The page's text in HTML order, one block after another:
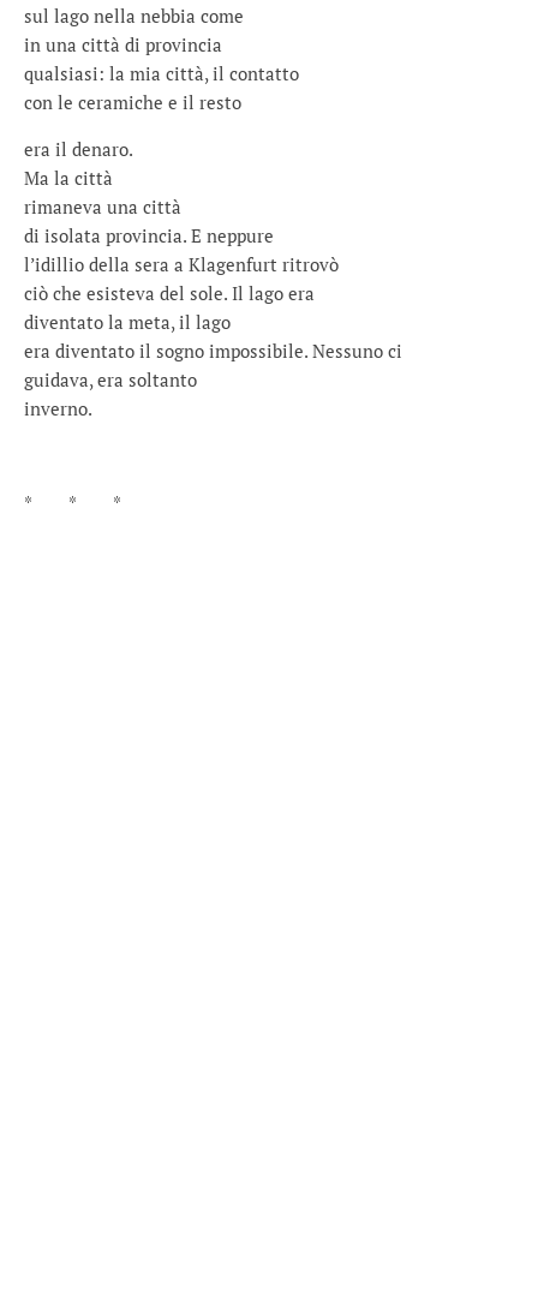
sul lago nella nebbia come
in una città di provincia
qualsiasi: la mia città, il contatto
con le ceramiche e il resto
era il denaro.
Ma la città
rimaneva una città
di isolata provincia. E neppure
l’idillio della sera a Klagenfurt ritrovò
ciò che esisteva del sole. Il lago era
diventato la meta, il lago
era diventato il sogno impossibile. Nessuno ci
guidava, era soltanto
inverno.
* * *